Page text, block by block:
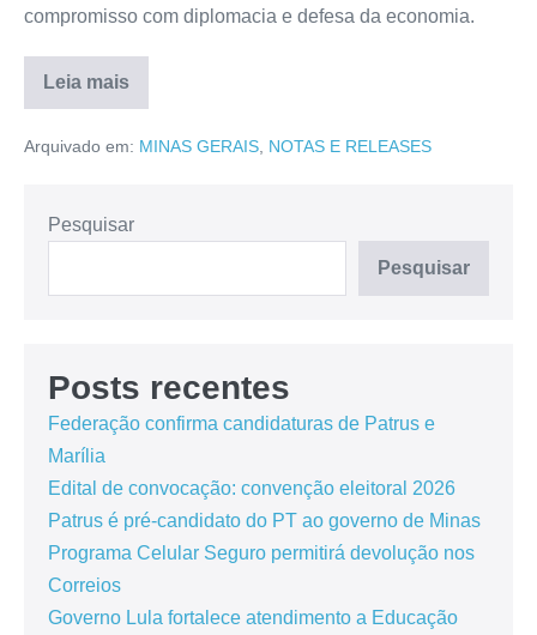
compromisso com diplomacia e defesa da economia.
Leia mais
Arquivado em: MINAS GERAIS, NOTAS E RELEASES
Pesquisar
Pesquisar
Posts recentes
Federação confirma candidaturas de Patrus e
Marília
Edital de convocação: convenção eleitoral 2026
Patrus é pré-candidato do PT ao governo de Minas
Programa Celular Seguro permitirá devolução nos
Correios
Governo Lula fortalece atendimento a Educação